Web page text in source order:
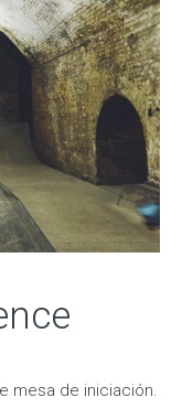
mesa de iniciación.